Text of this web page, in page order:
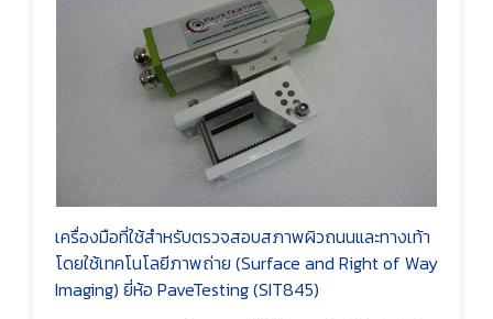
เครื่องมือที่ใช้สำหรับตรวจสอบสภาพผิวถนนและทางเท้า
โดยใช้เทคโนโลยีภาพถ่าย (Surface and Right of Way
Imaging) ยี่ห้อ PaveTesting (SIT845)